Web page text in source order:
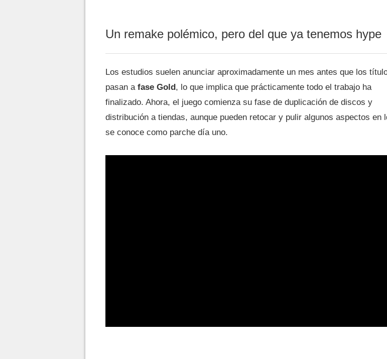
Un remake polémico, pero del que ya tenemos hype
Los estudios suelen anunciar aproximadamente un mes antes que los
pasan afase Gold, lo que implica que prácticamente todo el trabajo ha
finalizado. Ahora, el juego comienza su fase de duplicación de discos y
distribución a tiendas, aunque pueden retocar y pulir algunos aspectos en
se conoce como parche día uno.